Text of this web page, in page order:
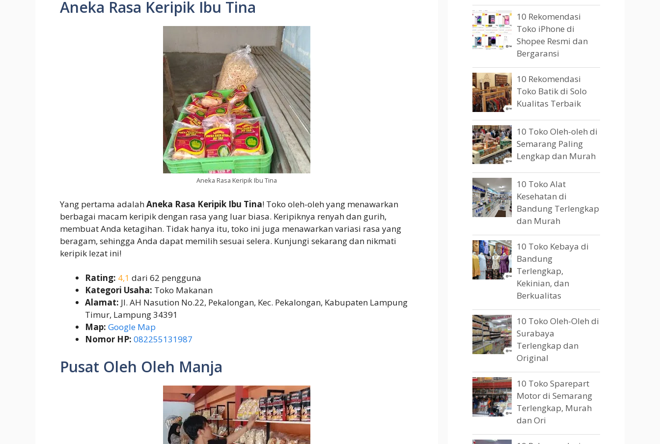
Aneka Rasa Keripik Ibu Tina
Aneka Rasa Keripik Ibu Tina
Yang pertama adalahAneka Rasa Keripik Ibu Tina! Toko oleh-oleh yang menawarkan
berbagai macam keripik dengan rasa yang luar biasa. Keripiknya renyah dan gurih,
membuat Anda ketagihan. Tidak hanya itu, toko ini juga menawarkan variasi rasa yang
beragam, sehingga Anda dapat memilih sesuai selera. Kunjungi sekarang dan nikmati
keripik lezat ini!
Rating: 4,1 dari 62 pengguna
Kategori Usaha: Toko Makanan
Alamat: Jl. AH Nasution No.22, Pekalongan, Kec. Pekalongan, Kabupaten Lampung
Timur, Lampung 34391
Map: Google Map
Nomor HP: 082255131987
Pusat Oleh Oleh Manja
10 Rekomendasi
Toko iPhone di
Shopee Resmi dan
Bergaransi
10 Rekomendasi
Toko Batik di Solo
Kualitas Terbaik
10 Toko Oleh-oleh di
Semarang Paling
Lengkap dan Murah
10 Toko Alat
Kesehatan di
Bandung Terlengkap
dan Murah
10 Toko Kebaya di
Bandung
Terlengkap,
Kekinian, dan
Berkualitas
10 Toko Oleh-Oleh di
Surabaya
Terlengkap dan
Original
10 Toko Sparepart
Motor di Semarang
Terlengkap, Murah
dan Ori